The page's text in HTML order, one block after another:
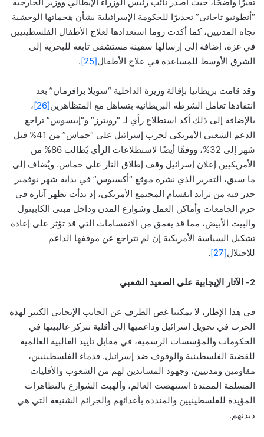
تغيرًا واضحًا، حيث أصدر نائب رئيس الوزراء الإيطالي ووزير الخارجية
“أنطونيو تاجاني” تحذيرًا للحكومة الإسرائيلية بشأن هجماتها الوحشية
تجاه المدنيين، كما أكدت روما استعدادها لعلاج الأطفال الفلسطينيين
في غزة، إضافة إلى إرسالها سفينة مستشفى تابعة للبحرية إلى
الشرق الأوسط للمساعدة في علاج الأطفال[25]
.
وقد قامت بريطانيا بإقالة وزيرة الداخلية “سويلا برافرمان” بعد
انتقادها تعامل الشرطة البريطانية بتساهل مع المتظاهرين[26]
،
بالإضافة إلى ذلك أكد استطلاع رأي لـ “رويترز” و“إيبسوس” تراجع
الدعم الشعبي الأمريكي لحرب إسرائيل على “حماس” من 41% قبل
شهر إلى 32%، ووفقًا أيضًا لاستطلاعات الرأي يُطالب 86% من
الأمريكيين إعلان إسرائيل وقف إطلاق النار على حماس. ويُضاف إلى
ما سبق، التقرير الذي نشره موقع “أكسيوس” في بداية شهر نوفمبر
حذر فيه من تزايد انقسام المجتمع الأمريكي، إذ بدأت تظهر آثاره في
حرم الجامعات وأماكن العمل وشوارع المدن وداخل مبنى الكابيتول
والبيت الأبيض، مما قد يعمق من الانقسامات التي قد تؤثر على إعادة
تشكيل السياسة الأمريكية إن لم تتراجع عن موقفها الداعم
للاحتلال[27]
.
2- الآثار الإيجابية على الصعيد الشعبي
في هذا الإطار، لا يمكننا غض الطرف عن الجانب الإيجابي الكبير لهذه
الحرب في تحويل إسرائيل وداعميها إلى أقلية تتركز غالبيتها في
الحكومات والمؤسسات الرسمية، في مقابل تأييد الغالبية العالمية
للقضية الفلسطينية والوقوف ضد إسرائيل. فدماء الفلسطينيين،
مقاومين ومدنيين، وجهود المساندين لهم من الشعوب والأقليات
المسلمة الممتدة استنهضت العالم، وألهبت الشوارع بالتظاهرات
المؤيدة للفلسطينيين والمنددة بأعدائهم والجرائم الشنيعة التي هي
ديدنهم.